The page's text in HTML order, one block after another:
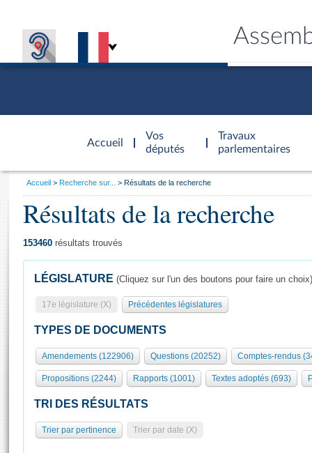
Accueil
d'accueil
Vos
députés
Travaux
parlementaires
Présidence
577 députés
Groupes politiques
Séance publique
Commissions et autres organes
Europe et International
Pétitions
Général
Rôle et pouvoirs de l'Assemblée
Organisation de l'Assemblée
Présidence Conférence des Présidents Bureau Collège des
Statistiques et chiffres clés
Visiter l'Assemblée
Visite virtuelle du palais Bourbon
Assister à une séance
Vous
Accueil Recherche sur... Résultats de la recherche
Résultats de la recherche
153460 résultats trouvés
LÉGISLATURE (Cliquez sur l'un des boutons pour faire un choix)
17e législature (X) Précédentes législatures
TYPES DE DOCUMENTS
Amendements (122906) Questions (20252) Comptes-rendus
Propositions (2244) Rapports (1001) Textes adoptés (693)
TRI DES RÉSULTATS
Trier par pertinence Trier par date (X)